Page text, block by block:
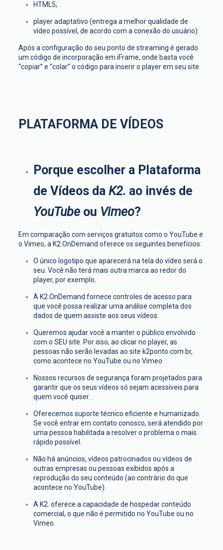
HTML5;
player adaptativo (entrega a melhor qualidade de
vídeo possível, de acordo com a conexão do usuário).
Após a configuração do seu ponto de streaming é gerado
um código de incorporação em iFrame, onde basta você
“copiar” e “colar” o código para inserir o player em seu site.
PLATAFORMA DE VÍDEOS
Porque escolher a Plataforma
de Vídeos da K2. ao invés de
YouTubeou Vimeo?
Em comparação com serviços gratuitos como o YouTube e
o Vimeo, a K2.OnDemand oferece os seguintes benefícios:
O único logotipo que aparecerá na tela do vídeo será o
seu. Você não terá mais outra marca ao redor do
player, por exemplo.
A K2.OnDemand fornece controles de acesso para
que você possa realizar uma análise completa dos
dados de quem assiste aos seus vídeos.
Queremos ajudar você a manter o público envolvido
com o SEU site. Por isso, ao clicar no player, as
pessoas não serão levadas ao site k2ponto.com.br,
como acontece no YouTube ou no Vimeo.
Nossos recursos de segurança foram projetados para
garantir que os seus vídeos só sejam acessíveis para
quem você quiser.
Oferecemos suporte técnico eficiente e humanizado.
Se você entrar em contato conosco, será atendido por
uma pessoa habilitada a resolver o problema o mais
rápido possível.
Não há anúncios, vídeos patrocinados ou vídeos de
outras empresas ou pessoas exibidos após a
reprodução do seu conteúdo (ao contrário do que
acontece no YouTube).
A K2. oferece a capacidade de hospedar conteúdo
comercial, o que não é permitido no YouTube ou no
Vimeo.